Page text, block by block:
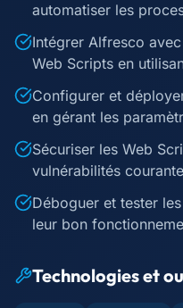
automatiser les
Intégrer Alfresco
Web Scripts en
Configurer et
en gérant les
Sécuriser les Web
vulnérabilités
Déboguer et tester
leur bon
Technologies et